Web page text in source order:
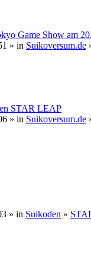
Game Show am
» in Suikoversum.de
STAR LEAP
» in Suikoversum.de
» in Suikoden »